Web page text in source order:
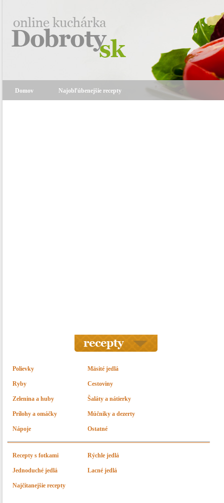
Domov Najobľúbenejšie recepty
Polievky Mäsité jedlá
Ryby Cestoviny
Zelenina a huby Šaláty a nátierky
Prílohy a omáčky Múčniky a dezerty
Nápoje Ostatné
Recepty s fotkami Rýchle jedlá
Jednoduché jedlá Lacné jedlá
Najčítanejšie recepty